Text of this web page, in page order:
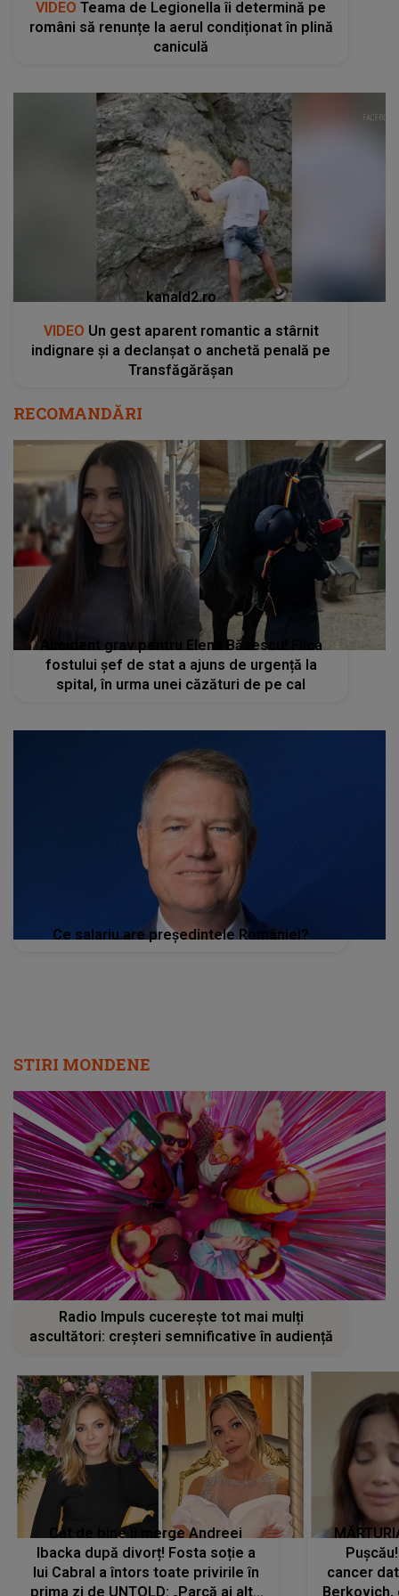
VIDEO Teama de Legionella îi determină pe
români să renunțe la aerul condiționat în plină
caniculă
kanald2.ro
VIDEO Un gest aparent romantic a stârnit
indignare și a declanșat o anchetă penală pe
Transfăgărășan
RECOMANDĂRI
Accident grav pentru Elena Băsescu! Fiica
fostului șef de stat a ajuns de urgență la
spital, în urma unei căzături de pe cal
Ce salariu are preşedintele României?
STIRI MONDENE
Radio Impuls cucerește tot mai mulți
ascultători: creșteri semnificative în audiență
Cât de bine îi merge Andreei
Ibacka după divorț! Fosta soție a
lui Cabral a întors toate privirile în
prima zi de UNTOLD: „Parcă ai altă
cancer
Berkovich,